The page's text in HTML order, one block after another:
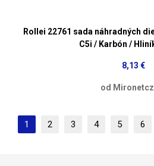
Rollei 22761 sada náhradných
C5i / Karbón /
8,13 €
od
1 2 3 4 5 6